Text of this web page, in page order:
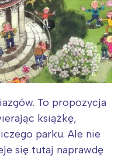
To propozycja
książkę,
parku. Ale nie
się tutaj naprawdę